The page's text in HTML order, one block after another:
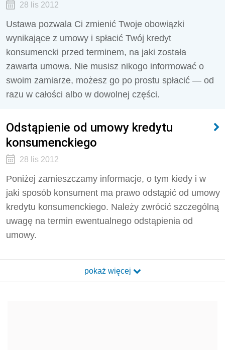
28 lis 2012
Ustawa pozwala Ci zmienić Twoje obowiązki
wynikające z umowy i spłacić Twój kredyt
konsumencki przed terminem, na jaki została
zawarta umowa. Nie musisz nikogo informować o
swoim zamiarze, możesz go po prostu spłacić — od
razu w całości albo w dowolnej części.
Odstąpienie od umowy kredytu
konsumenckiego
28 lis 2012
Poniżej zamieszczamy informacje, o tym kiedy i w
jaki sposób konsument ma prawo odstąpić od umowy
kredytu konsumenckiego. Należy zwrócić szczególną
uwagę na termin ewentualnego odstąpienia od
umowy.
pokaż więcej